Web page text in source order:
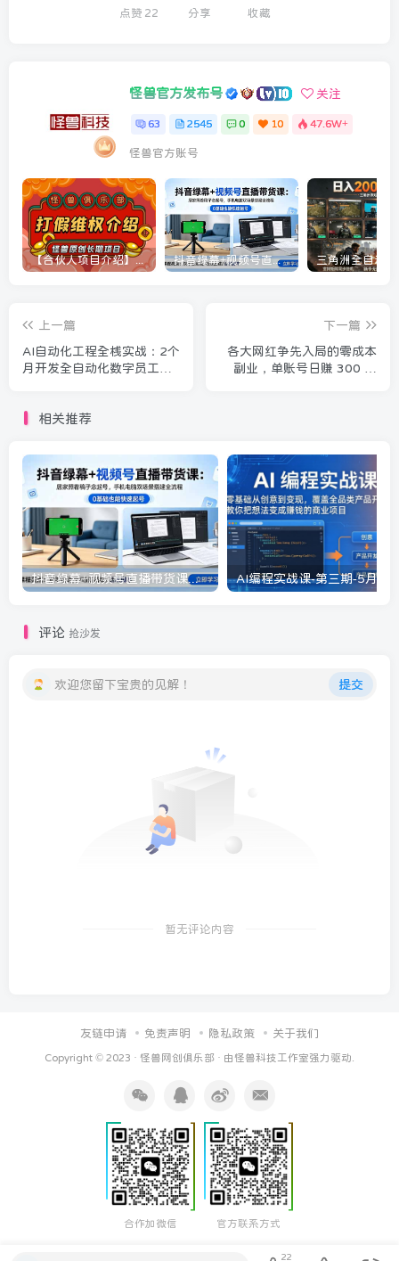
点赞 22 分享 收藏
怪兽官方发布号 关注
63 2545 0 10 47.6W+
怪兽官方账号
【合伙人项目介绍】打假维权项目介绍 抖音绿幕+视频号直播带货课：居家照着稿子念起号，手机电脑双场景搭建全流程
上一篇
AI自动化工程全栈实战：2个
月开发全自动化数字员工，
下一篇
各大网红争先入局的零成本
副业，单账号日赚 300 以
相关推荐
抖音绿幕+视频号直播带货课：居家照着稿子念起号，手机电脑双场景搭建全流程
评论 抢沙发
欢迎您留下宝贵的见解！ 提交
暂无评论内容
友链申请 免责声明 隐私政策 关于我们
Copyright © 2023 · 怪兽网创俱乐部 · 由怪兽科技工作室强力驱动.
合作加微信 官方联系方式
22